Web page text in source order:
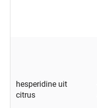
hesperidine uit
citrus